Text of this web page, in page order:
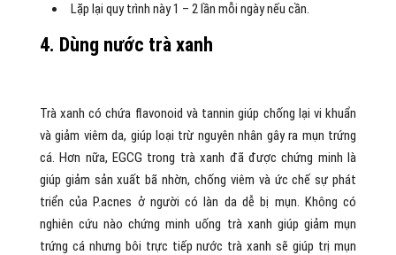
Lặp lại quy trình này 1 – 2 lần mỗi ngày nếu cần.
4. Dùng nước trà xanh
Trà xanh có chứa flavonoid và tannin giúp chống lại vi khuẩn
và giảm viêm da, giúp loại trừ nguyên nhân gây ra mụn trứng
cá. Hơn nữa, EGCG trong trà xanh đã được chứng minh là
giúp giảm sản xuất bã nhờn, chống viêm và ức chế sự phát
triển của P.acnes ở người có làn da dễ bị mụn. Không có
nghiên cứu nào chứng minh uống trà xanh giúp giảm mụn
trứng cá nhưng bôi trực tiếp nước trà xanh sẽ giúp trị mụn